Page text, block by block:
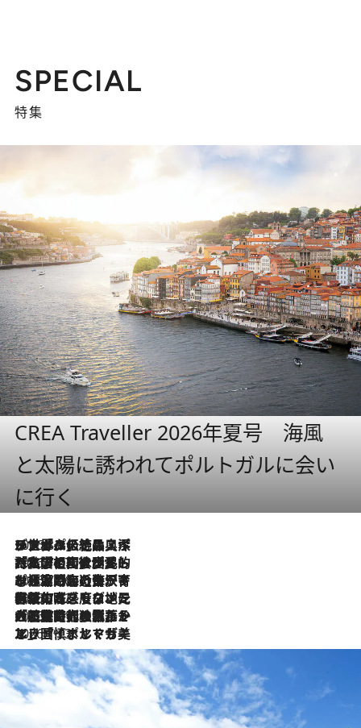
SPECIAL
特集
CREA Traveller 2026年夏号 海風
と太陽に誘われてポルトガルに会い
に行く
2026.8.8
リスボンの絶品スイーツ「パステル・デ・ナタ」とは？ポルトガル伝統の奥深い世界へ
2026.7.27
「私の祖国はポルトガル語です」国民的詩人フェルナンド・ペソアと、彼が愛した文学の街を歩く
2026.7.26
ポルトガル近海が育む極上の海の幸。キリリと冷えた白ワインと愉しむ、シーフード専門店の贅沢
2026.7.22
伝統の味をモダンに昇華。高感度な地元客が集う、リスボンの最旬ガストロノミー
2026.7.21
大航海時代の栄華から、震災、独裁、そして革命へ。ポルトガル・首都リスボンの石畳に刻まれた「歴史の光と影」
2026.7.13
エッセイ・ヤマザキマリ「慎ましくも美しき国 ポルトガル」